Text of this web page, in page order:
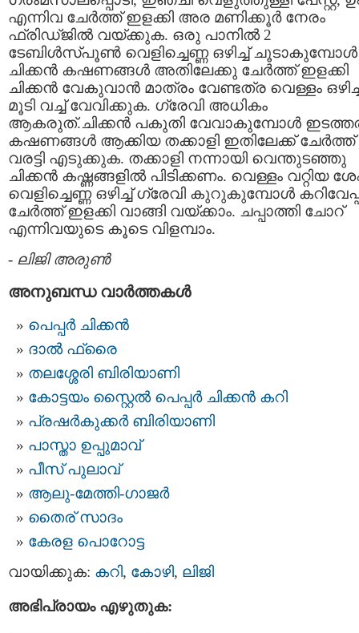
എന്നിവ ചേര്‍ത്ത് ഇളക്കി അര മണിക്കൂര്‍ നേരം
ഫ്രിഡ്ജില്‍ വയ്ക്കുക. ഒരു പാനില്‍ 2
ടേബിള്‍സ്പൂണ്‍ വെളിച്ചെണ്ണ ഒഴിച്ച് ചൂടാകുമ്പോള്‍
ചിക്കന്‍ കഷണങ്ങള്‍ അതിലേക്കു ചേര്‍ത്ത് ഇളക്കി
ചിക്കന്‍ വേകുവാന്‍ മാത്രം വേണ്ടത്ര വെള്ളം
മൂടി വച്ച് വേവിക്കുക. ഗ്രേവി അധികം
ആകരുത്.ചിക്കന്‍ പകുതി വേവാകുമ്പോള്‍
കഷണങ്ങള്‍ ആക്കിയ തക്കാളി ഇതിലേക്ക് ചേര്‍ത്ത്
വരട്ടി എടുക്കുക. തക്കാളി നന്നായി വെന്തുടഞ്ഞു
ചിക്കന്‍ കഷ്ണങ്ങളില്‍ പിടിക്കണം. വെള്ളം വറ്റിയ
വെളിച്ചെണ്ണ ഒഴിച്ച് ഗ്രേവി കുറുകുമ്പോള്‍
ചേര്‍ത്ത് ഇളക്കി വാങ്ങി വയ്ക്കാം. ചപ്പാത്തി ചോറ്
എന്നിവയുടെ കൂടെ വിളമ്പാം.
- ലിജി അരുണ്‍
അനുബന്ധ വാര്‍ത്തകള്‍
പെപ്പര്‍ ചിക്കന്‍
ദാല്‍ ഫ്രൈ
തലശ്ശേരി ബിരിയാണി
കോട്ടയം സ്റ്റൈൽ പെപ്പർ ചിക്കൻ കറി
പ്രഷര്‍കുക്കര്‍ ബിരിയാണി
പാസ്താ ഉപ്പുമാവ്
പീസ്‌ പുലാവ്
ആലു-മേത്തി-ഗാജര്‍
തൈര് സാദം
കേരള പൊറോട്ട
വായിക്കുക: കറി, കോഴി, ലിജി
അഭിപ്രായം എഴുതുക: